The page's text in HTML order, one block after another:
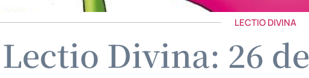
LECTIO DIVINA
Lectio Divina: 26